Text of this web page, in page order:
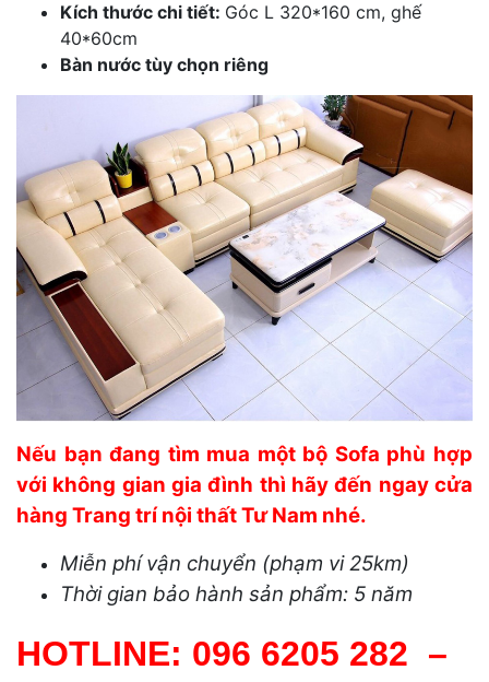
Kích thước chi tiết: Góc L 320*160 cm, ghế
40*60cm
Bàn nước tùy chọn riêng
Nếu bạn đang tìm mua một bộ Sofa phù hợp
với không gian gia đình thì hãy đến ngay cửa
hàng Trang trí nội thất Tư Nam nhé.
Miễn phí vận chuyển (phạm vi 25km)
Thời gian bảo hành sản phẩm: 5 năm
HOTLINE: 096 6205 282 –